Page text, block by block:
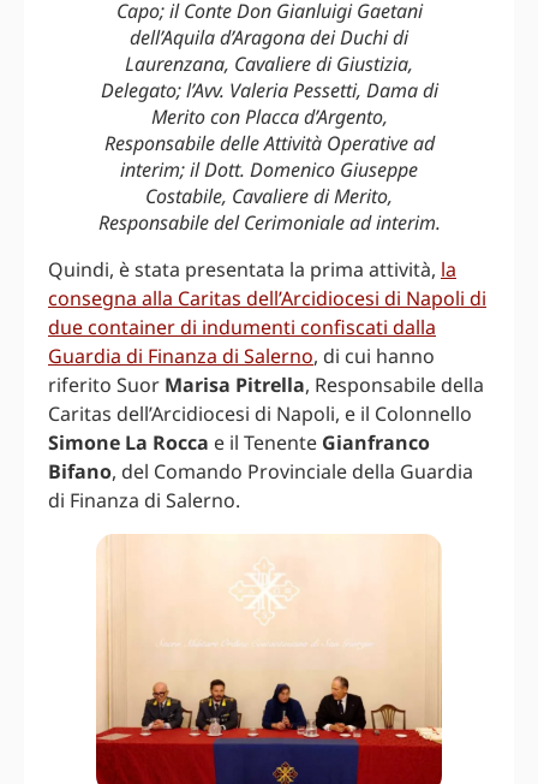
Capo; il Conte Don Gianluigi Gaetani
dell’Aquila d’Aragona dei Duchi di
Laurenzana, Cavaliere di Giustizia,
Delegato; l’Avv. Valeria Pessetti, Dama di
Merito con Placca d’Argento,
Responsabile delle Attività Operative ad
interim; il Dott. Domenico Giuseppe
Costabile, Cavaliere di Merito,
Responsabile del Cerimoniale ad interim.
Quindi, è stata presentata la prima attività, la
consegna alla Caritas dell’Arcidiocesi di Napoli di
due container di indumenti confiscati dalla
Guardia di Finanza di Salerno, di cui hanno
riferito Suor Marisa Pitrella, Responsabile della
Caritas dell’Arcidiocesi di Napoli, e il Colonnello
Simone La Rocca e il Tenente Gianfranco
Bifano, del Comando Provinciale della Guardia
di Finanza di Salerno.